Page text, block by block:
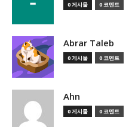
0 게시물 0 코멘트
Abrar Taleb
0 게시물 0 코멘트
Ahn
0 게시물 0 코멘트